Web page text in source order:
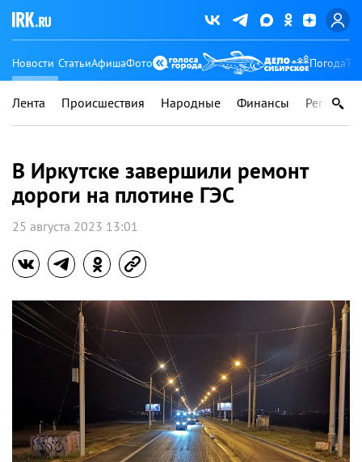
Новости СтатьиАфишаФото Погода
Лента Происшествия Народные Финансы Регионы
В Иркутске завершили ремонт
дороги на плотине ГЭС
25 августа 2023 13:01